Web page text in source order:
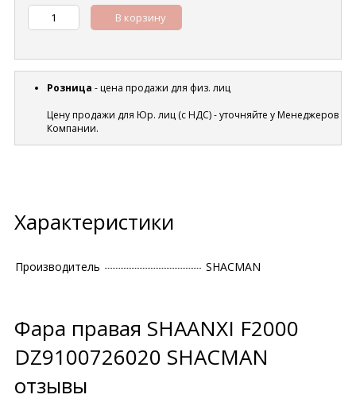
В корзину
Розница - цена продажи для физ. лиц
Цену продажи для Юр. лиц (с НДС) - уточняйте у Менеджеров
Компании.
Характеристики
Производитель SHACMAN
Фара правая SHAANXI F2000
DZ9100726020 SHACMAN
отзывы